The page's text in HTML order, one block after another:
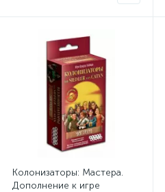
Колонизаторы: Мастера.
Дополнение к игре